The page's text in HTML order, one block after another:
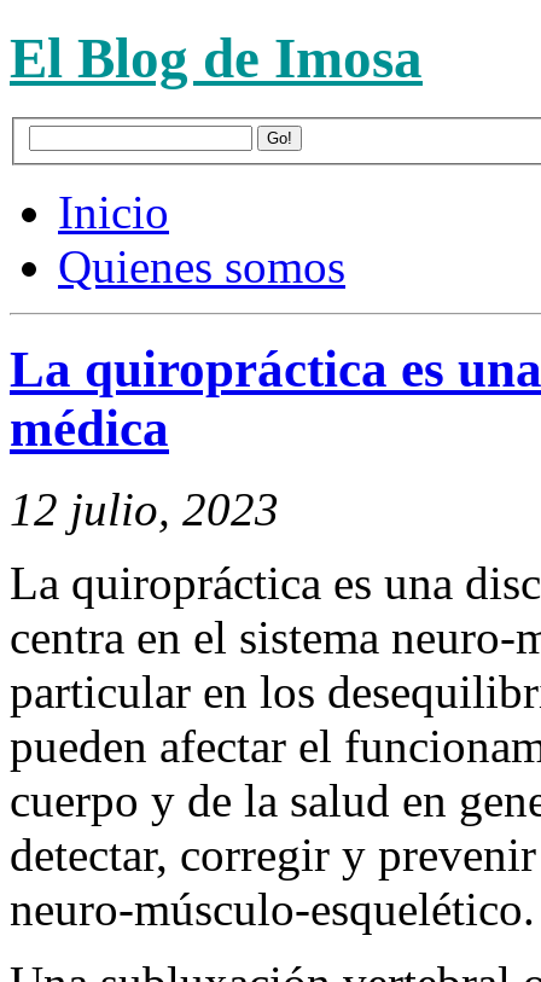
El Blog de Imosa
Inicio
Quienes somos
La quiropráctica es
médica
12 julio, 2023
La quiropráctica es una
centra en el sistema
particular en los
pueden afectar el
cuerpo y de la salud en
detectar, corregir y
neuro-músculo-esquelético.